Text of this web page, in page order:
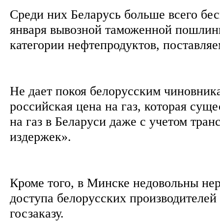
Среди них Беларусь больше всего
января вывозной таможенной
категории нефтепродуктов,
Не дает покоя белорусским
российская цена на газ, которая
на газ в Беларуси даже с учетом
издержек».
Кроме того, в Минске недовольны
доступа белорусских
госзаказу.